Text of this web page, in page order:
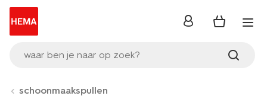
waar ben je naar op zoek?
inloggen
schoonmaakspullen